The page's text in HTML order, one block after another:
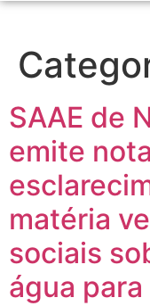
SAAE de
emite
matéria
sociais
água